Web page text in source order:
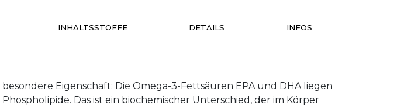
INHALTSSTOFFE DETAILS INFOS
Eigenschaft: Die Omega-3-Fettsäuren EPA und DHA liegen
Das ist ein biochemischer Unterschied, der im Körper